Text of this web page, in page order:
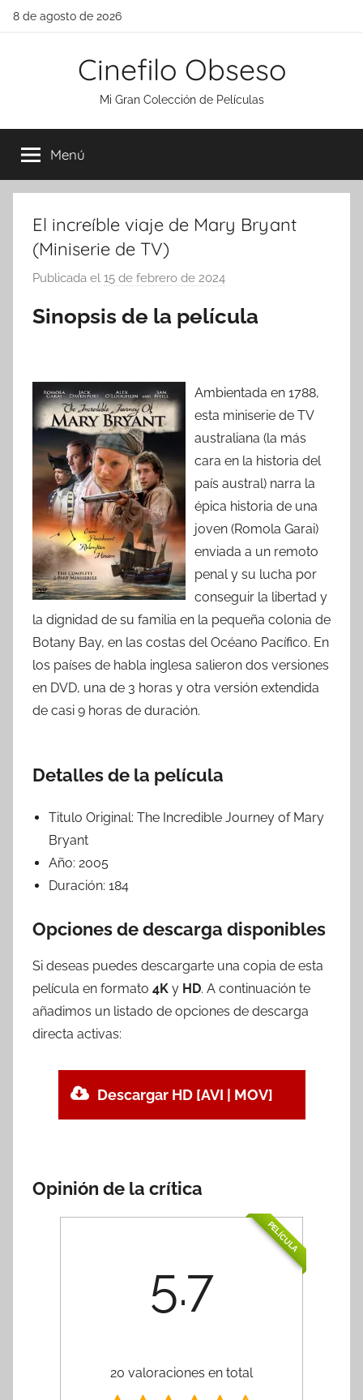
Saltar
8 de agosto de 2026
Cinefilo Obseso
Mi Gran Colección de Películas
Menú
El increíble viaje de Mary Bryant
(Miniserie de TV)
Publicada el 15 de febrero de 2024
r
Sinopsis de la película
Ambientada en 1788,
esta miniserie de TV
australiana (la más
cara en la historia del
país austral) narra la
épica historia de una
joven (Romola Garai)
enviada a un remoto
penal y su lucha por
conseguir la libertad y
la dignidad de su familia en la pequeña colonia de
Botany Bay, en las costas del Océano Pacífico. En
los países de habla inglesa salieron dos versiones
en DVD, una de 3 horas y otra versión extendida
de casi 9 horas de duración.
Detalles de la película
Titulo Original: The Incredible Journey of Mary
Bryant
Año: 2005
Duración: 184
Opciones de descarga disponibles
Si deseas puedes descargarte una copia de esta
película en formato 4K y HD. A continuación te
añadimos un listado de opciones de descarga
directa activas:
Descargar HD [AVI | MOV]
Opinión de la crítica
PELÍCULA
5.7
20 valoraciones en total